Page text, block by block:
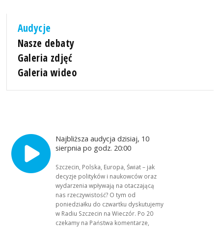
Audycje
Nasze debaty
Galeria zdjęć
Galeria wideo
Najbliższa audycja dzisiaj, 10
sierpnia po godz. 20:00
Szczecin, Polska, Europa, Świat – jak
decyzje polityków i naukowców oraz
wydarzenia wpływają na otaczającą
nas rzeczywistość? O tym od
poniedziałku do czwartku dyskutujemy
w Radiu Szczecin na Wieczór. Po 20
czekamy na Państwa komentarze,